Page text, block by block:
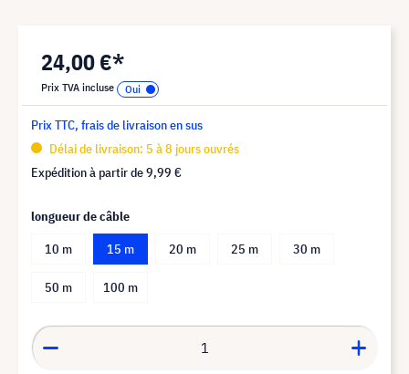
24,00 €*
Prix TVA incluse
Prix TTC, frais de livraison en sus
Délai de livraison: 5 à 8 jours ouvrés
Expédition à partir de9,99 €
longueur de câble
10 m
15 m 20 m 25 m 30 m
50 m 100 m